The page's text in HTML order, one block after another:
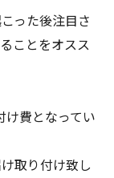
った後注目さ
ことをオスス
け費となってい
取り付け致し